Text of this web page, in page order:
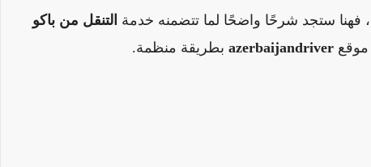
فهنا ستجد شرحًا واضحًا لما تتضمنه خدمة التنقل من باكو
موقع azerbaijandriver بطريقة منظمة.